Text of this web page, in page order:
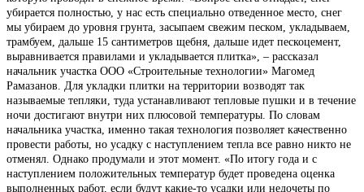
убирается полностью, у нас есть специально отведенное место, снег
мы убираем до уровня грунта, засыпаем свежим песком, укладываем,
трамбуем, дальше 15 сантиметров щебня, дальше идет пескоцемент,
выравнивается правилами и укладывается плитка», – рассказал
начальник участка ООО «Строительные технологии» Магомед
Рамазанов. Для укладки плитки на территории возводят так
называемые тепляки, туда устанавливают тепловые пушки и в течение
ночи достигают внутри них плюсовой температуры. По словам
начальника участка, именно такая технология позволяет качественно
провести работы, но усадку с наступлением тепла все равно никто не
отменял. Однако продумали и этот момент. «По итогу года и с
наступлением положительных температур будет проведена оценка
выполненных работ, если будут какие-то усадки или недочеты по